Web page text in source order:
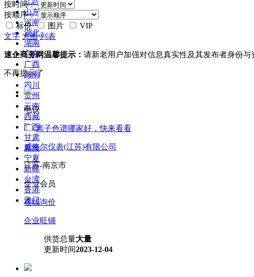
山东
河南
湖北
湖南
广东
广西
海南
四川
贵州
云南
西藏
陕西
甘肃
青海
宁夏
新疆
台湾
香港
澳门
按时间：
按顺序：
标价
图片
VIP
文字 大图 列表
速企商务网温馨提示： 请新老用户加强对信息真实性及其发布者身份
不再提示了
电议
离子色谱哪家好，快来看看
威格尔仪表(江苏)有限公司
江苏-南京市
企业会员
在线询价
企业旺铺
供货总量大量
更新时间2023-12-04